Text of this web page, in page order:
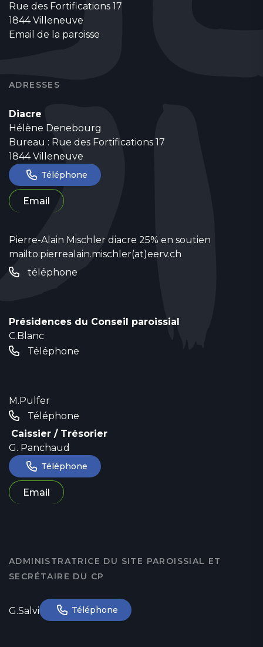
Rue des Fortifications 17
1844 Villeneuve
Email de la paroisse
ADRESSES
Diacre
Hélène Denebourg
Bureau : Rue des Fortifications 17
1844 Villeneuve
Téléphone
Email
Pierre-Alain Mischler diacre 25% en soutien
mailto:pierrealain.mischler(at)eerv.ch
téléphone
Présidences du Conseil paroissial
C.Blanc
Téléphone
M.Pulfer
Téléphone
Caissier / Trésorier
G. Panchaud
Téléphone
Email
ADMINISTRATRICE DU SITE PAROISSIAL ET
SECRÉTAIRE DU CP
G.Salvi Téléphone